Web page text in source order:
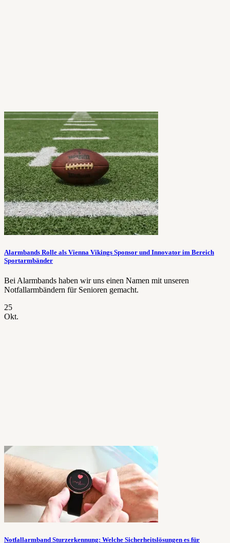
Alarmbands Rolle als Vienna Vikings Sponsor und Innovator im Bereich
Sportarmbänder
Bei Alarmbands haben wir uns einen Namen mit unseren
Notfallarmbändern für Senioren gemacht.
25
Okt.
Notfallarmband Sturzerkennung: Welche Sicherheitslösungen es für